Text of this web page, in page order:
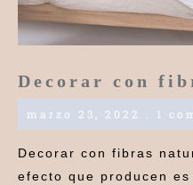
Decorar con
marzo 23, 2022 1
Decorar con fibras
efecto que producen